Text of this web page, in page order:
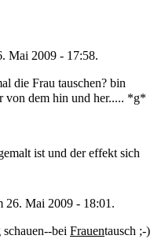
Mai 2009 - 17:58.
die Frau tauschen? bin
von dem hin und her..... *g*
ist und der effekt sich
26. Mai 2009 - 18:01.
bei Frauentausch ;-)